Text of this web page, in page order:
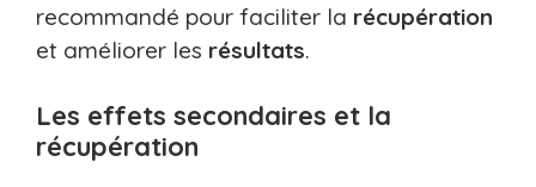
recommandé pour faciliter la récupération
et améliorer les résultats.
Les effets secondaires et la
récupération